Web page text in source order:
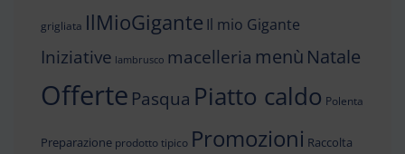
grigliata IlMioGigante Il mio Gigante
Iniziative lambrusco macelleria menù Natale
Offerte Pasqua Piatto caldo Polenta
Preparazione prodotto tipico Promozioni Raccolta